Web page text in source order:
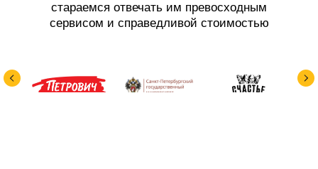
стараемся отвечать им превосходным
сервисом и справедливой стоимостью